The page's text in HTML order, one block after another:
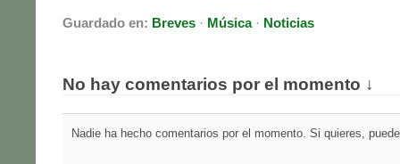
Guardado en: Breves · Música· Noticias
No hay comentarios por el momento ↓
Nadie ha hecho comentarios por el momento. Si quieres,